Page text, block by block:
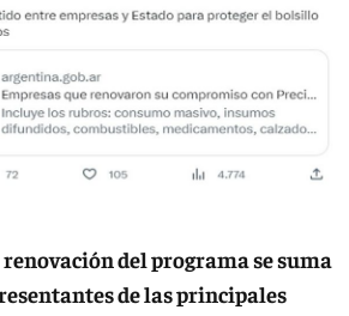
renovación del programa se suma
de las principales